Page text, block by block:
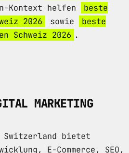
Kontext helfen
beste
2026
sowie
beste
Schweiz 2026 .
MARKETING
bietet
E-Commerce, SEO,